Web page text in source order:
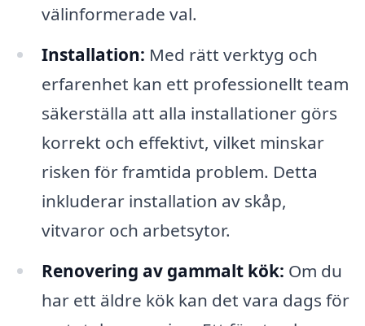
välinformerade val.
Installation: Med rätt verktyg och
erfarenhet kan ett professionellt team
säkerställa att alla installationer görs
korrekt och effektivt, vilket minskar
risken för framtida problem. Detta
inkluderar installation av skåp,
vitvaror och arbetsytor.
Renovering av gammalt kök: Om du
har ett äldre kök kan det vara dags för